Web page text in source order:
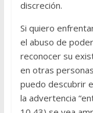
discreción.
Si quiero
el abuso de
reconocer su
en otras
puedo descubrir
la advertencia